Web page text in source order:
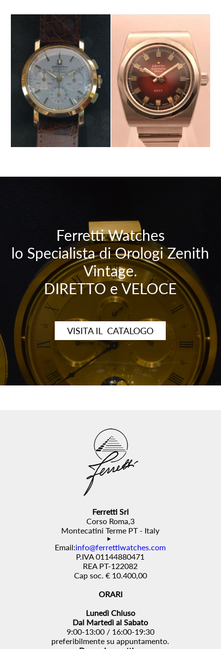
Ferretti Watches
lo Specialista di Orologi Zenith
Vintage.
DIRETTO e VELOCE
VISITA IL CATALOGO
Ferretti Srl
Corso Roma,3
Montecatini Terme PT - Italy
Email:info@ferrettiwatches.com
P.IVA 01144880471
REA PT-122082
Cap soc. € 10.400,00
ORARI
Lunedì Chiuso
Dal Martedì al Sabato
9:00-13:00 / 16:00-19:30
preferibilmente su appuntamento.